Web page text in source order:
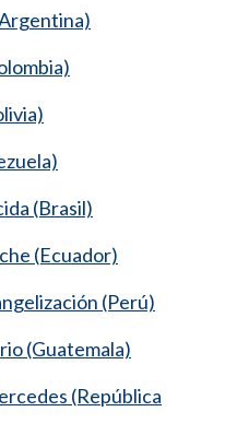
(Brasil)
(Ecuador)
(Perú)
(Guatemala)
(República